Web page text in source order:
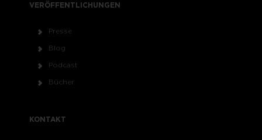
VERÖFFENTLICHUNGEN
Presse
Blog
Podcast
Bücher
KONTAKT